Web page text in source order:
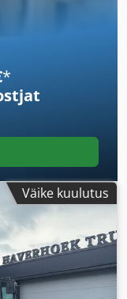
*
Väike kuulutus